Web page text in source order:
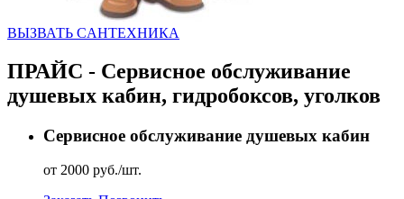
ВЫЗВАТЬ CАНТЕХНИКА
ПРАЙС - Сервисное обслуживание
душевых кабин, гидробоксов, уголков
Сервисное обслуживание душевых кабин
от 2000 руб./шт.